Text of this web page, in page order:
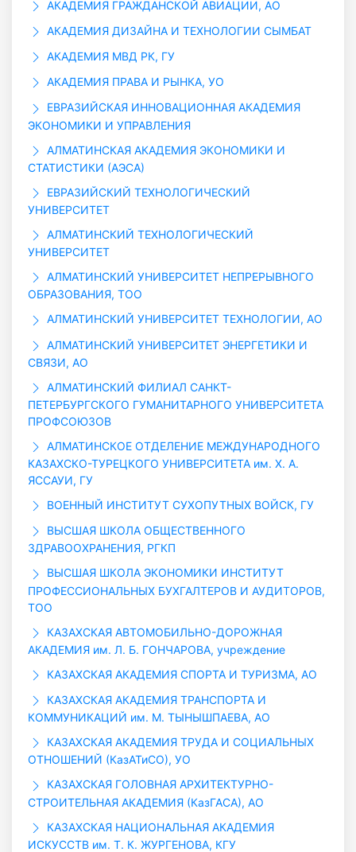
АКАДЕМИЯ ГРАЖДАНСКОЙ АВИАЦИИ, АО
АКАДЕМИЯ ДИЗАЙНА И ТЕХНОЛОГИИ СЫМБАТ
АКАДЕМИЯ МВД РК, ГУ
АКАДЕМИЯ ПРАВА И РЫНКА, УО
ЕВРАЗИЙСКАЯ ИННОВАЦИОННАЯ АКАДЕМИЯ
ЭКОНОМИКИ И УПРАВЛЕНИЯ
АЛМАТИНСКАЯ АКАДЕМИЯ ЭКОНОМИКИ И
СТАТИСТИКИ (АЭСА)
ЕВРАЗИЙСКИЙ ТЕХНОЛОГИЧЕСКИЙ
УНИВЕРСИТЕТ
АЛМАТИНСКИЙ ТЕХНОЛОГИЧЕСКИЙ
УНИВЕРСИТЕТ
АЛМАТИНСКИЙ УНИВЕРСИТЕТ НЕПРЕРЫВНОГО
ОБРАЗОВАНИЯ, ТОО
АЛМАТИНСКИЙ УНИВЕРСИТЕТ ТЕХНОЛОГИИ, АО
АЛМАТИНСКИЙ УНИВЕРСИТЕТ ЭНЕРГЕТИКИ И
СВЯЗИ, АО
АЛМАТИНСКИЙ ФИЛИАЛ САНКТ-
ПЕТЕРБУРГСКОГО ГУМАНИТАРНОГО УНИВЕРСИТЕТА
ПРОФСОЮЗОВ
АЛМАТИНСКОЕ ОТДЕЛЕНИЕ МЕЖДУНАРОДНОГО
КАЗАХСКО-ТУРЕЦКОГО УНИВЕРСИТЕТА им. Х. А.
ЯССАУИ, ГУ
ВОЕННЫЙ ИНСТИТУТ СУХОПУТНЫХ ВОЙСК, ГУ
ВЫСШАЯ ШКОЛА ОБЩЕСТВЕННОГО
ЗДРАВООХРАНЕНИЯ, РГКП
ВЫСШАЯ ШКОЛА ЭКОНОМИКИ ИНСТИТУТ
ПРОФЕССИОНАЛЬНЫХ БУХГАЛТЕРОВ И АУДИТОРОВ,
ТОО
КАЗАХСКАЯ АВТОМОБИЛЬНО-ДОРОЖНАЯ
АКАДЕМИЯ им. Л. Б. ГОНЧАРОВА, учреждение
КАЗАХСКАЯ АКАДЕМИЯ СПОРТА И ТУРИЗМА, АО
КАЗАХСКАЯ АКАДЕМИЯ ТРАНСПОРТА И
КОММУНИКАЦИЙ им. М. ТЫНЫШПАЕВА, АО
КАЗАХСКАЯ АКАДЕМИЯ ТРУДА И СОЦИАЛЬНЫХ
ОТНОШЕНИЙ (КазАТиСО), УО
КАЗАХСКАЯ ГОЛОВНАЯ АРХИТЕКТУРНО-
СТРОИТЕЛЬНАЯ АКАДЕМИЯ (КазГАСА), АО
КАЗАХСКАЯ НАЦИОНАЛЬНАЯ АКАДЕМИЯ
ИСКУССТВ им. Т. К. ЖУРГЕНОВА, КГУ